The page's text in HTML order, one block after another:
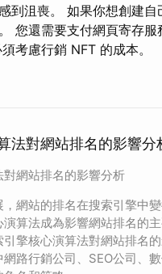
到沮喪。 如果你想創建自
您還需要支付網頁寄存服
考慮行銷 NFT 的成本。
法對網站排名的影響分
網站排名的影響分析
網站的排名在搜索引擎中
算法成為影響網站排名的
擎核心演算法對網站排名
路行銷公司、SEO公司、